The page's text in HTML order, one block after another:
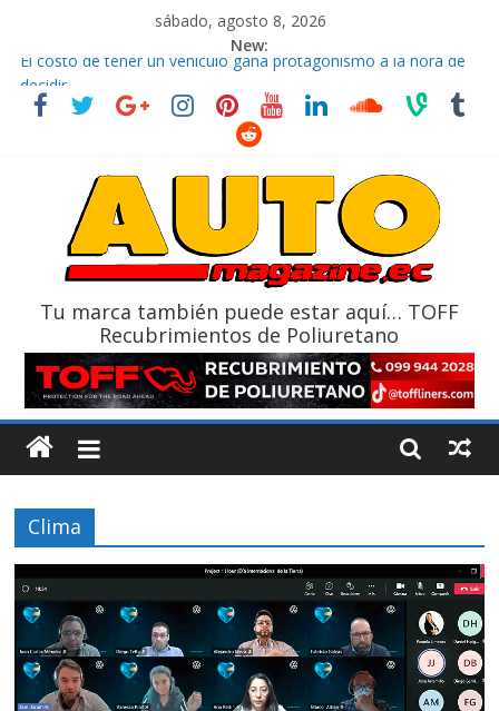
sábado, agosto 8, 2026
New:
El costo de tener un vehículo gana protagonismo a la hora de
decidir
Ultima película ‘Spider‑Man: Brand New Day’ pone en escena a
La Vuelta al Ecuador 2026, edición 47ª, recorre 7 provincias en 8
La FEDAK recibe 12 Sinotruk Bolden para cubrir las rutas de La
Tu marca también puede estar aquí… TOFF
Recubrimientos de Poliuretano
Clima